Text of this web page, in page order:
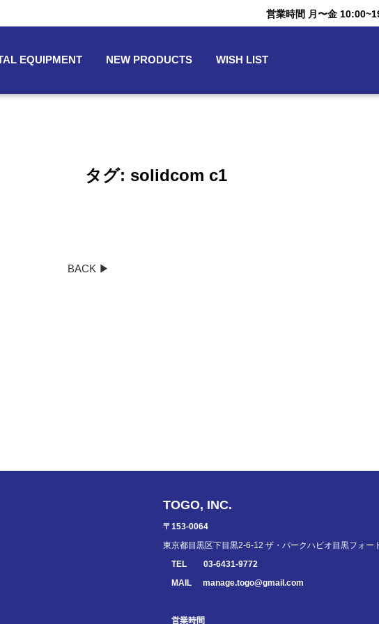
営業時間 月〜金
EQUIPMENT NEW PRODUCTS WISH LIST
タグ: solidcom c1
BACK ▶︎
TOGO, INC.
〒153-0064
東京都目黒区下目黒2-6-12 ザ・パークハビオ目黒フォー
TEL 03-6431-9772
MAIL
manage.togo@gmail.com
営業時間